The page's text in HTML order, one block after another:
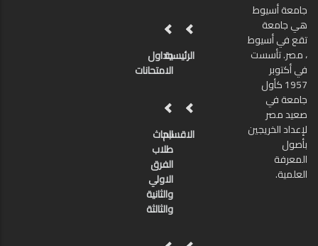
جامعة أسيوط
هي جامعة
تقع في أسيوط
، مصر. تأسست
في أكتوبر
1957 كأول
جامعة في
صعيد مصر
لإعداد الخريجين
بأصول
المعرفة
العلمية.
الرئيسيةجداول
الامتحانات
الاقسامابحاث
طلاب
الفرق
الاولي
والثانية
والثالثة